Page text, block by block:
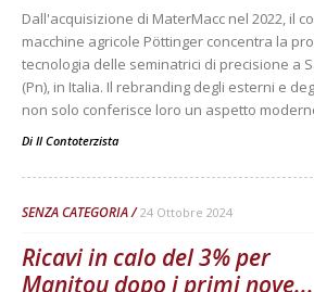
Dall'acquisizione di MaterMacc nel 2022, il
macchine agricole Pöttinger concentra la
tecnologia delle seminatrici di precisione a
(Pn), in Italia. Il rebranding degli esterni e
non solo conferisce loro un aspetto
Di Il Contoterzista
SENZA CATEGORIA 24 Ottobre 2024
Ricavi in calo del 3% per
Manitou dopo i primi nove...